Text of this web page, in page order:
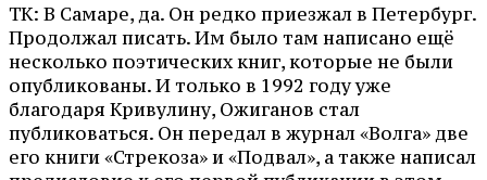
ТК: В Самаре, да. Он редко приезжал в Петербург.
Продолжал писать. Им было там написано ещё
несколько поэтических книг, которые не были
опубликованы. И только в 1992 году уже
благодаря Кривулину, Ожиганов стал
публиковаться. Он передал в журнал «Волга» две
его книги «Стрекоза» и «Подвал», а также написал